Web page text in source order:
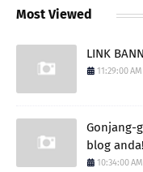
Most Viewed
LINK
11:29:00 AM
Gonjang-
blog anda!
10:34:00 AM